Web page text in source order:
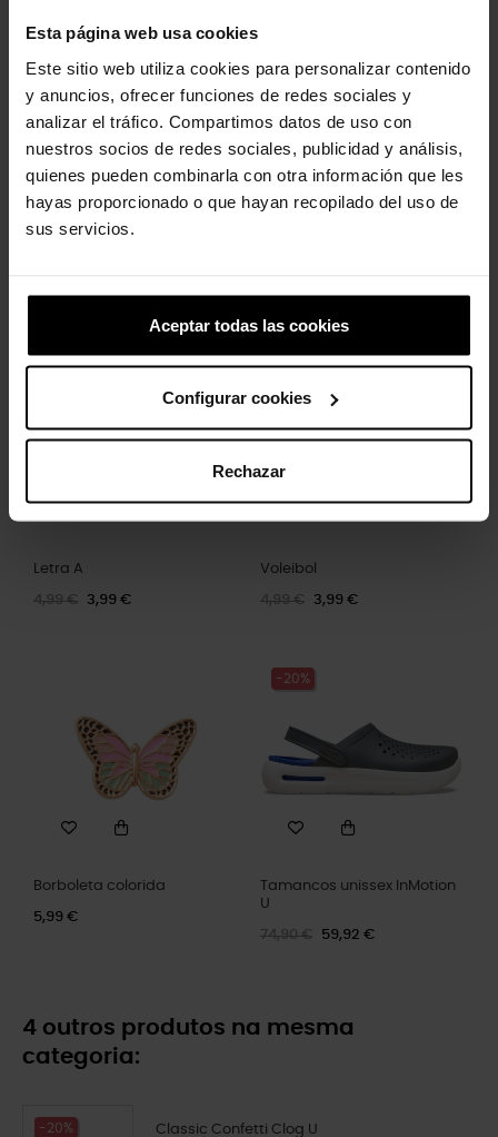
Esta página web usa cookies
Este sitio web utiliza cookies para personalizar contenido
y anuncios, ofrecer funciones de redes sociales y
analizar el tráfico. Compartimos datos de uso con
nuestros socios de redes sociales, publicidad y análisis,
quienes pueden combinarla con otra información que les
hayas proporcionado o que hayan recopilado del uso de
sus servicios.
Aceptar todas las cookies
Configurar cookies
Rechazar
Estilo arrojado e altura extra.
Altura exclusiva de 5,2 cm, medida do chão ao calcanhar.
Personalizável com pingentes Jibbitz™.
Conforto icônico Crocs™: Leve. Flexível. Conforto de 36 graus.
produto também compraram:
Letra A
4,99 € 3,99 €
Voleibol
4,99 € 3,99 €
Borboleta colorida
5,99 €
-20%
Tamancos unissex InMotion
U
74,90 € 59,92 €
4 outros produtos na mesma
categoria:
-20% Classic Confetti Clog U